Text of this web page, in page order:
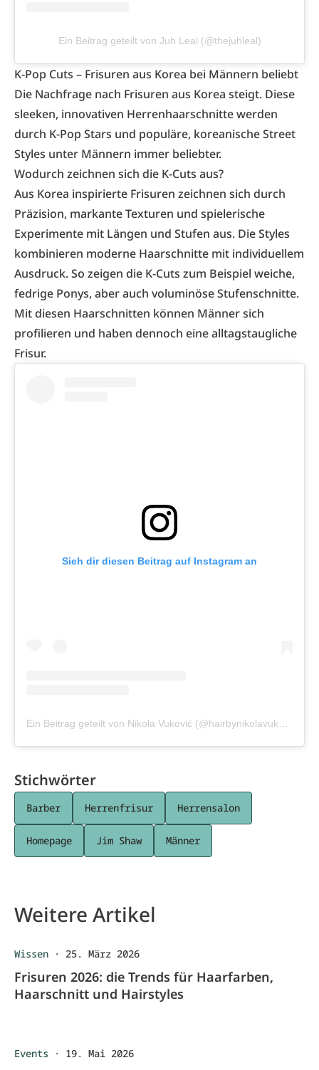
Ein Beitrag geteilt von Juh Leal (@thejuhleal)
K-Pop Cuts – Frisuren aus Korea bei Männern beliebt
Die Nachfrage nach Frisuren aus Korea steigt. Diese
sleeken, innovativen Herrenhaarschnitte werden
durch K-Pop Stars und populäre, koreanische Street
Styles unter Männern immer beliebter.
Wodurch zeichnen sich die K-Cuts aus?
Aus Korea inspirierte Frisuren zeichnen sich durch
Präzision, markante Texturen und spielerische
Experimente mit Längen und Stufen aus. Die Styles
kombinieren moderne Haarschnitte mit individuellem
Ausdruck. So zeigen die K-Cuts zum Beispiel weiche,
fedrige Ponys, aber auch voluminöse Stufenschnitte.
Mit diesen Haarschnitten können Männer sich
profilieren und haben dennoch eine alltagstaugliche
Frisur.
Sieh dir diesen Beitrag auf Instagram an
Ein Beitrag geteilt von Nikola Vuković (@hairbynikolavukovic)
Stichwörter
Barber Herrenfrisur Herrensalon
Homepage Jim Shaw Männer
Weitere Artikel
Wissen · 25. März 2026
Frisuren 2026: die Trends für Haarfarben,
Haarschnitt und Hairstyles
Events · 19. Mai 2026